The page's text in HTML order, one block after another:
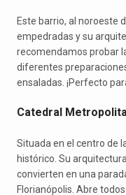
Este barrio, al noroeste
empedradas y su
recomendamos probar
diferentes
ensaladas. ¡Perfecto
Catedral
Situada en el centro de
histórico. Su
convierten en una
Florianópolis. Abre